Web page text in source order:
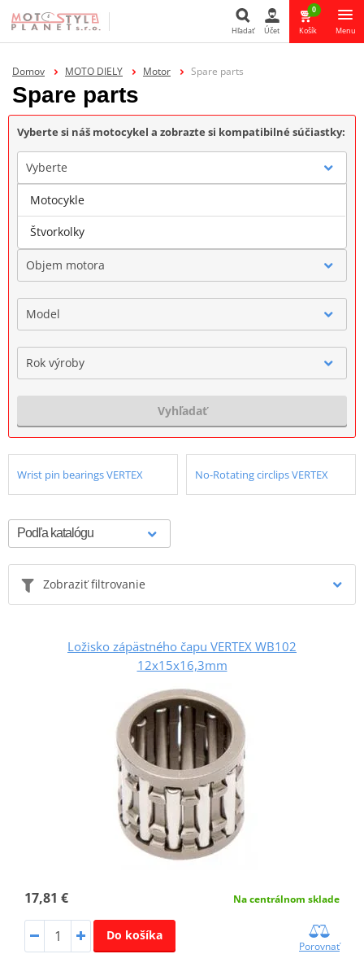
Hľadať Účet
0
Košík Menu
Domov MOTO DIELY Motor Spare parts
Spare parts
Vyberte si náš motocykel a zobrazte si kompatibilné súčiastky:
Vyberte
Značka
Objem motora
Model
Rok výroby
Vyhľadať
Wrist pin bearings VERTEX No-Rotating circlips VERTEX
Zobraziť filtrovanie
Ložisko zápästného čapu VERTEX WB102
12x15x16,3mm
17,81 € Na centrálnom sklade
Do košíka
Porovnať
Motocykle
Štvorkolky